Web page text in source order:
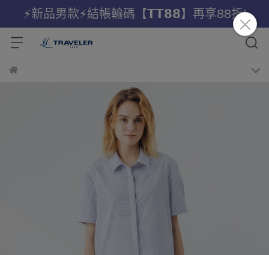
⚡新品男款⚡結帳輸碼【𝗧𝗧𝟴𝟴】再享88折!